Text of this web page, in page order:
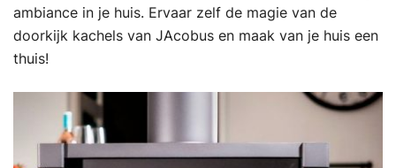
ambiance in je huis. Ervaar zelf de magie van de
doorkijk kachels van JAcobus en maak van je huis een
thuis!